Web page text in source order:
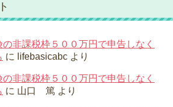
非課税枠５００万円で申告しなく
に lifebasicabc より
非課税枠５００万円で申告しなく
に 山口 篤 より